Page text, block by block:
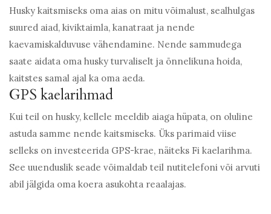
Husky kaitsmiseks oma aias on mitu võimalust, sealhulgas
suured aiad, kiviktaimla, kanatraat ja nende
kaevamiskalduvuse vähendamine. Nende sammudega
saate aidata oma husky turvaliselt ja õnnelikuna hoida,
kaitstes samal ajal ka oma aeda.
GPS kaelarihmad
Kui teil on husky, kellele meeldib aiaga hüpata, on oluline
astuda samme nende kaitsmiseks. Üks parimaid viise
selleks on investeerida GPS-krae, näiteks Fi kaelarihma.
See uuenduslik seade võimaldab teil nutitelefoni või arvuti
abil jälgida oma koera asukohta reaalajas.